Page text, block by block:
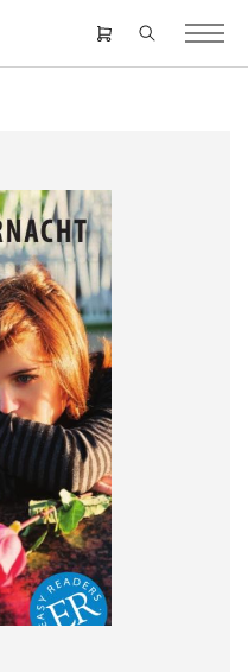
Header
right